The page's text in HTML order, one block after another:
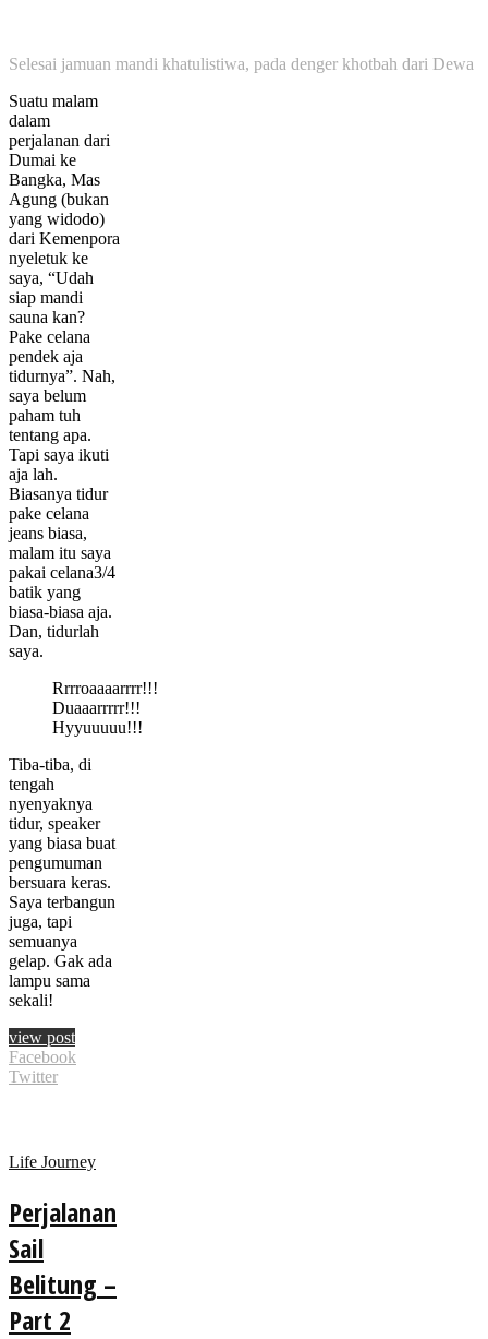
Selesai jamuan mandi khatulistiwa, pada denger khotbah dari Dewa
Suatu malam
dalam
perjalanan dari
Dumai ke
Bangka, Mas
Agung (bukan
yang widodo)
dari Kemenpora
nyeletuk ke
saya, “Udah
siap mandi
sauna kan?
Pake celana
pendek aja
tidurnya”. Nah,
saya belum
paham tuh
tentang apa.
Tapi saya ikuti
aja lah.
Biasanya tidur
pake celana
jeans biasa,
malam itu saya
pakai celana3/4
batik yang
biasa-biasa aja.
Dan, tidurlah
saya.
Rrrroaaaarrrr!!!
Duaaarrrrr!!!
Hyyuuuuu!!!
Tiba-tiba, di
tengah
nyenyaknya
tidur, speaker
yang biasa buat
pengumuman
bersuara keras.
Saya terbangun
juga, tapi
semuanya
gelap. Gak ada
lampu sama
sekali!
view post
Facebook
Twitter
Life Journey
Perjalanan
Sail
Belitung –
Part 2